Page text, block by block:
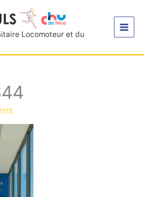
Locomoteur et du